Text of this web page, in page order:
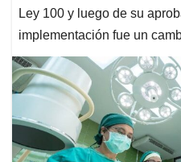
Ley 100 y luego de su
implementación fue un